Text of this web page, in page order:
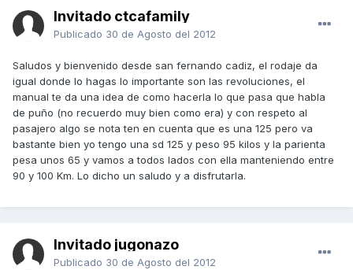
Invitado ctcafamily
Publicado 30 de Agosto del 2012
Saludos y bienvenido desde san fernando cadiz, el rodaje da
igual donde lo hagas lo importante son las revoluciones, el
manual te da una idea de como hacerla lo que pasa que habla
de puño (no recuerdo muy bien como era) y con respeto al
pasajero algo se nota ten en cuenta que es una 125 pero va
bastante bien yo tengo una sd 125 y peso 95 kilos y la parienta
pesa unos 65 y vamos a todos lados con ella manteniendo entre
90 y 100 Km. Lo dicho un saludo y a disfrutarla.
Invitado jugonazo
Publicado 30 de Agosto del 2012